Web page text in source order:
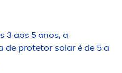
3 aos 5 anos, a
de protetor solar é de 5 a